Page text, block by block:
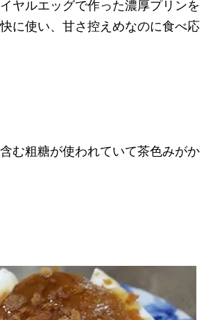
ヤルエッグで作った濃厚プリンを
に使い、甘さ控えめなのに食べ応
む粗糖が使われていて茶色みがか